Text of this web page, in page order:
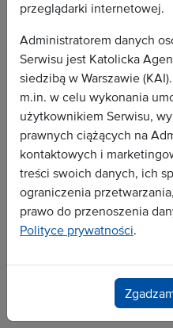
Wszystkie depesze
Dokument
Wywiad
Analiza
Dossier
Zapowiedź
dykasteria
przeglądarki internetowej.
Administratorem danych
Serwisu jest Katolicka
siedzibą w Warszawie
m.in. w celu wykonania
użytkownikiem Serwisu,
prawnych ciążących na
kontaktowych i
treści swoich danych, ich
ograniczenia
prawo do przenoszenia
Polityce prywatności.